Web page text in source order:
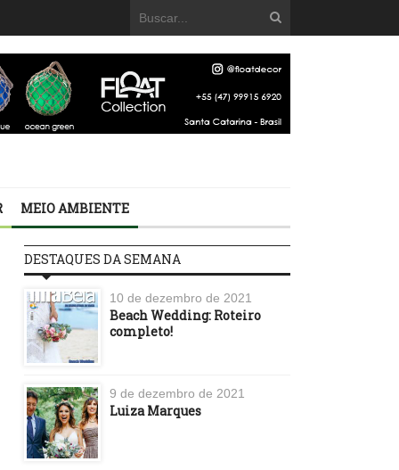
MEIO AMBIENTE
DESTAQUES DA SEMANA
10 de dezembro de 2021
Beach Wedding: Roteiro
completo!
9 de dezembro de 2021
Luiza Marques